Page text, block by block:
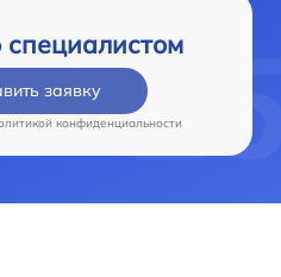
специалистом
заявку
конфиденциальности